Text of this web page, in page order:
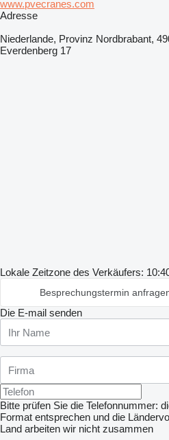
www.pvecranes.com
Adresse
Niederlande, Provinz Nordbrabant,
Everdenberg 17
Lokale Zeitzone des Verkäufers:
Besprechungstermin
Die E-mail senden
Bitte prüfen Sie die Telefonnummer:
Format entsprechen und die
Land arbeiten wir nicht zusammen